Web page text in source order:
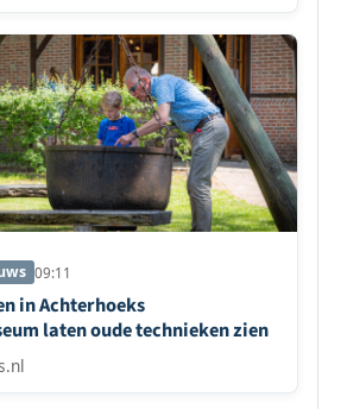
09:11
in Achterhoeks
laten oude technieken zien